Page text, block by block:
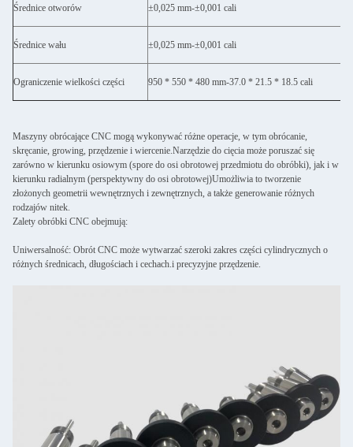
Średnice otworów ±0,025 mm-±0,001 cali
Średnice wału ±0,025 mm-±0,001 cali
Ograniczenie wielkości części 950 * 550 * 480 mm-37.0 * 21.5 * 18.5 cali
Maszyny obrócające CNC mogą wykonywać różne operacje, w tym obrócanie,
skręcanie, growing, przędzenie i wiercenie.Narzędzie do cięcia może poruszać się
zarówno w kierunku osiowym (spore do osi obrotowej przedmiotu do obróbki), jak i w
kierunku radialnym (perspektywny do osi obrotowej)Umożliwia to tworzenie
złożonych geometrii wewnętrznych i zewnętrznych, a także generowanie różnych
rodzajów nitek.
Zalety obróbki CNC obejmują:
Uniwersalność: Obrót CNC może wytwarzać szeroki zakres części cylindrycznych o
różnych średnicach, długościach i cechach.i precyzyjne przędzenie.